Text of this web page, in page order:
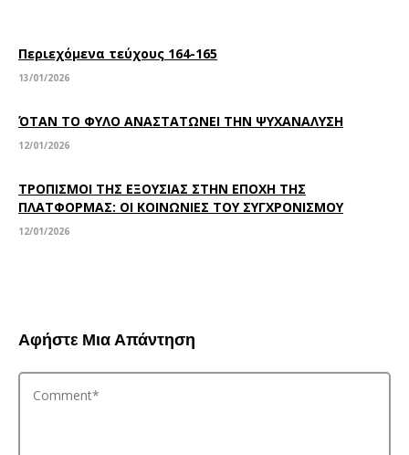
Περιεχόμενα τεύχους 164-165
13/01/2026
ΌΤΑΝ ΤΟ ΦΥΛΟ ΑΝΑΣΤΑΤΩΝΕΙ ΤΗΝ ΨΥΧΑΝΑΛΥΣΗ
12/01/2026
ΤΡΟΠΙΣΜΟΙ ΤΗΣ ΕΞΟΥΣΙΑΣ ΣΤΗΝ ΕΠΟΧΗ ΤΗΣ
ΠΛΑΤΦΟΡΜΑΣ: ΟΙ ΚΟΙΝΩΝΙΕΣ ΤΟΥ ΣΥΓΧΡΟΝΙΣΜΟΥ
12/01/2026
Αφήστε Μια Απάντηση